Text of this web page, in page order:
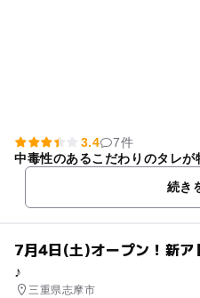
3.4
7件
中毒性のあるこだわりのタレが
続き
7月4日(土)オープン！新ア
♪
三重県志摩市